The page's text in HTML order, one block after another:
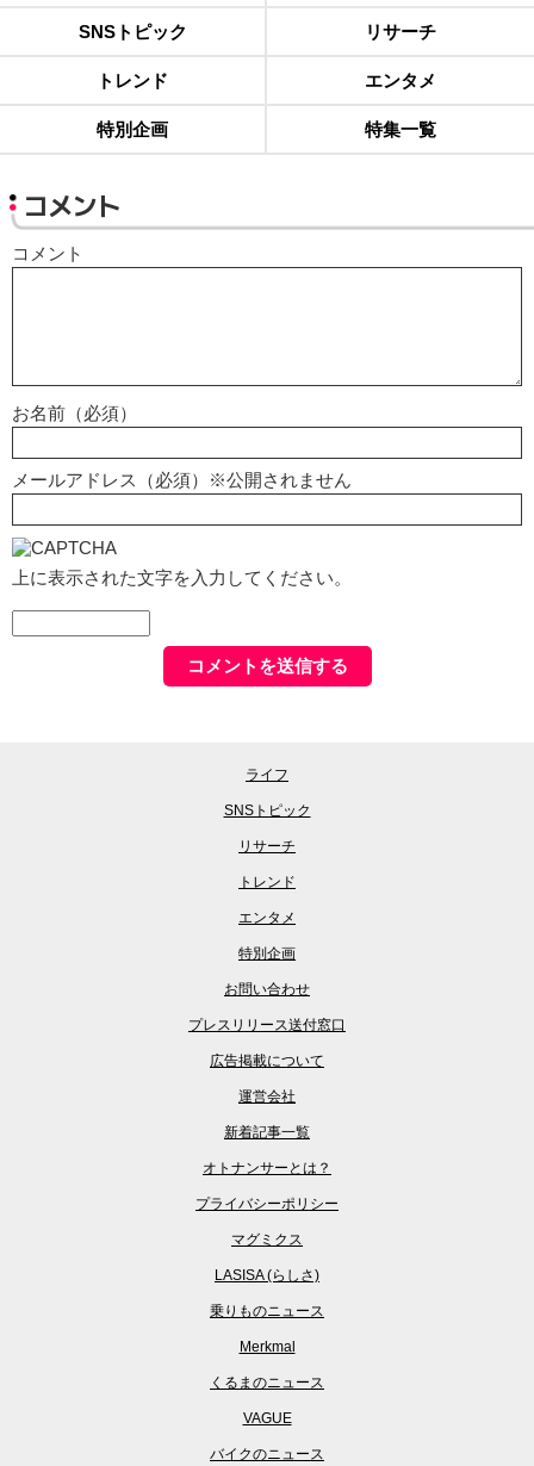
SNSトピック リサーチ
トレンド エンタメ
特別企画 特集一覧
コメント
コメント
お名前（必須）
メールアドレス（必須）※公開されません
上に表示された文字を入力してください。
ライフ
SNSトピック
リサーチ
トレンド
エンタメ
特別企画
お問い合わせ
プレスリリース送付窓口
広告掲載について
運営会社
新着記事一覧
オトナンサーとは？
プライバシーポリシー
マグミクス
LASISA (らしさ)
乗りものニュース
Merkmal
くるまのニュース
VAGUE
バイクのニュース